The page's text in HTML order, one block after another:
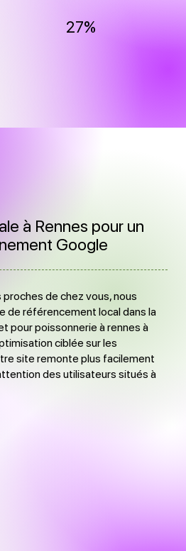
27%
à Rennes pour un
Google
de chez vous, nous
de référencement local dans la
pour poissonnerie à rennes à
ciblée sur les
site remonte plus facilement
des utilisateurs situés à